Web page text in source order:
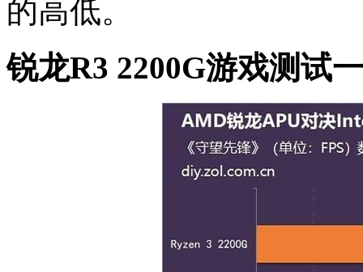
的高低。
锐龙R3 2200G游戏测试